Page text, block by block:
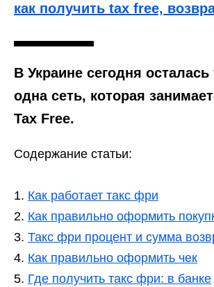
как получить tax free,
В Украине сегодня осталась
одна сеть, которая
Tax Free.
Содержание статьи:
Как работает такс фри
Как правильно оформить
Такс фри процент и сумма
Как правильно оформить чек
Где получить такс фри: в банке